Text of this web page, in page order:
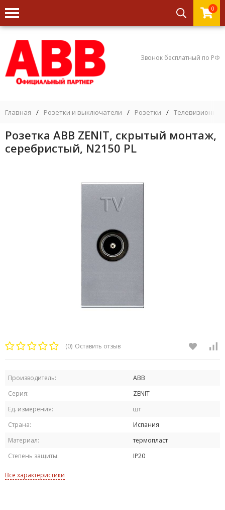
0
Звонок бесплатный по РФ
Главная / Розетки и выключатели / Розетки /
Розетка ABB ZENIT, скрытый монтаж,
серебристый, N2150 PL
(0) Оставить отзыв
Производитель:
ABB
Серия:
ZENIT
Ед. измерения:
шт
Страна:
Испания
Материал:
термопласт
Степень защиты:
IP20
Все характеристики